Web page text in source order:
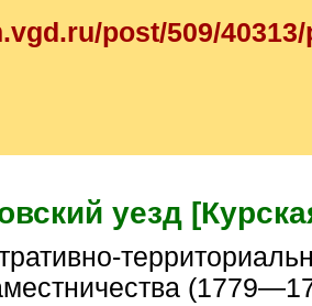
post/509/
уезд